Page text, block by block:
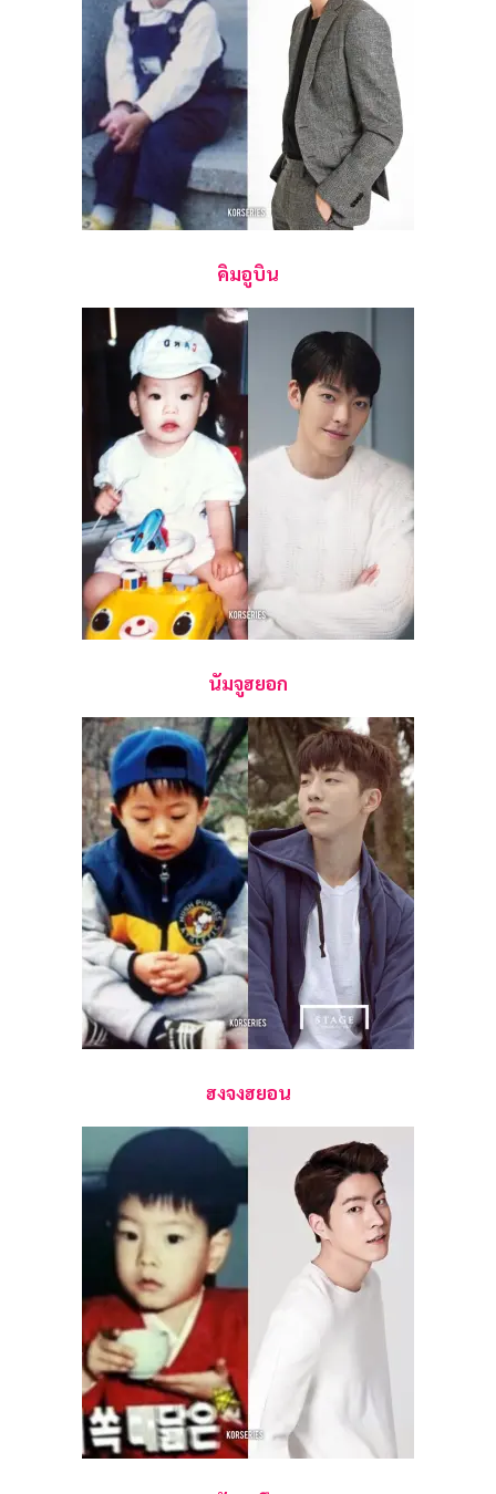
คิมอูบิน
นัมจูฮยอก
ฮงจงฮยอน